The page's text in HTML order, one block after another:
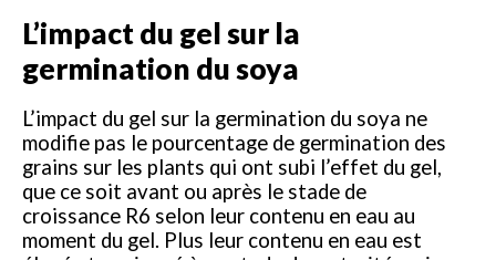
L’impact du gel sur la
germination du soya
L’impact du gel sur la germination du soya ne
modifie pas le pourcentage de germination des
grains sur les plants qui ont subi l’effet du gel,
que ce soit avant ou après le stade de
croissance R6 selon leur contenu en eau au
moment du gel. Plus leur contenu en eau est